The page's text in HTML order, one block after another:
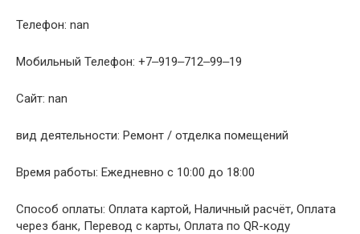
Телефон: nan
Мобильный Телефон: +7‒919‒712‒99‒19
Сайт: nan
вид деятельности: Ремонт / отделка помещений
Время работы: Ежедневно с 10:00 до 18:00
Способ оплаты: Оплата картой, Наличный расчёт, Оплата
через банк, Перевод с карты, Оплата по QR-коду